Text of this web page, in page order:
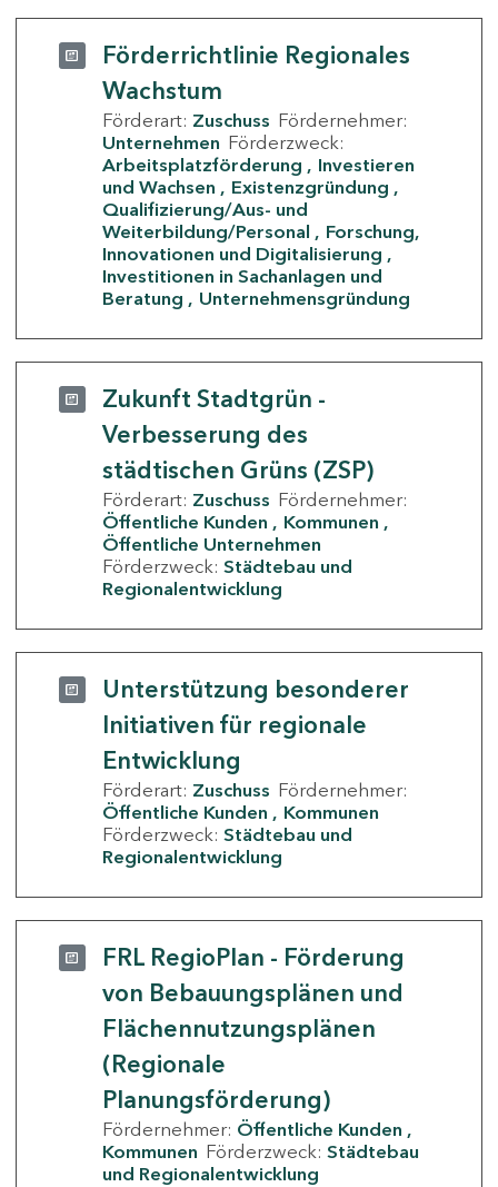
Förderrichtlinie Regionales
Wachstum
Förderart: Zuschuss Fördernehmer:
Unternehmen Förderzweck:
Arbeitsplatzförderung
Investieren
und Wachsen
Existenzgründung
Qualifizierung/Aus- und
Weiterbildung/Personal
Forschung,
Innovationen und Digitalisierung
Investitionen in Sachanlagen und
Beratung
Unternehmensgründung
Zukunft Stadtgrün -
Verbesserung des
städtischen Grüns (ZSP)
Förderart: Zuschuss Fördernehmer:
Öffentliche Kunden
Kommunen
Öffentliche Unternehmen
Förderzweck: Städtebau und
Regionalentwicklung
Unterstützung besonderer
Initiativen für regionale
Entwicklung
Förderart: Zuschuss Fördernehmer:
Öffentliche Kunden
Kommunen
Förderzweck: Städtebau und
Regionalentwicklung
FRL RegioPlan - Förderung
von Bebauungsplänen und
Flächennutzungsplänen
(Regionale
Planungsförderung)
Fördernehmer: Öffentliche Kunden
Kommunen Förderzweck: Städtebau
und Regionalentwicklung